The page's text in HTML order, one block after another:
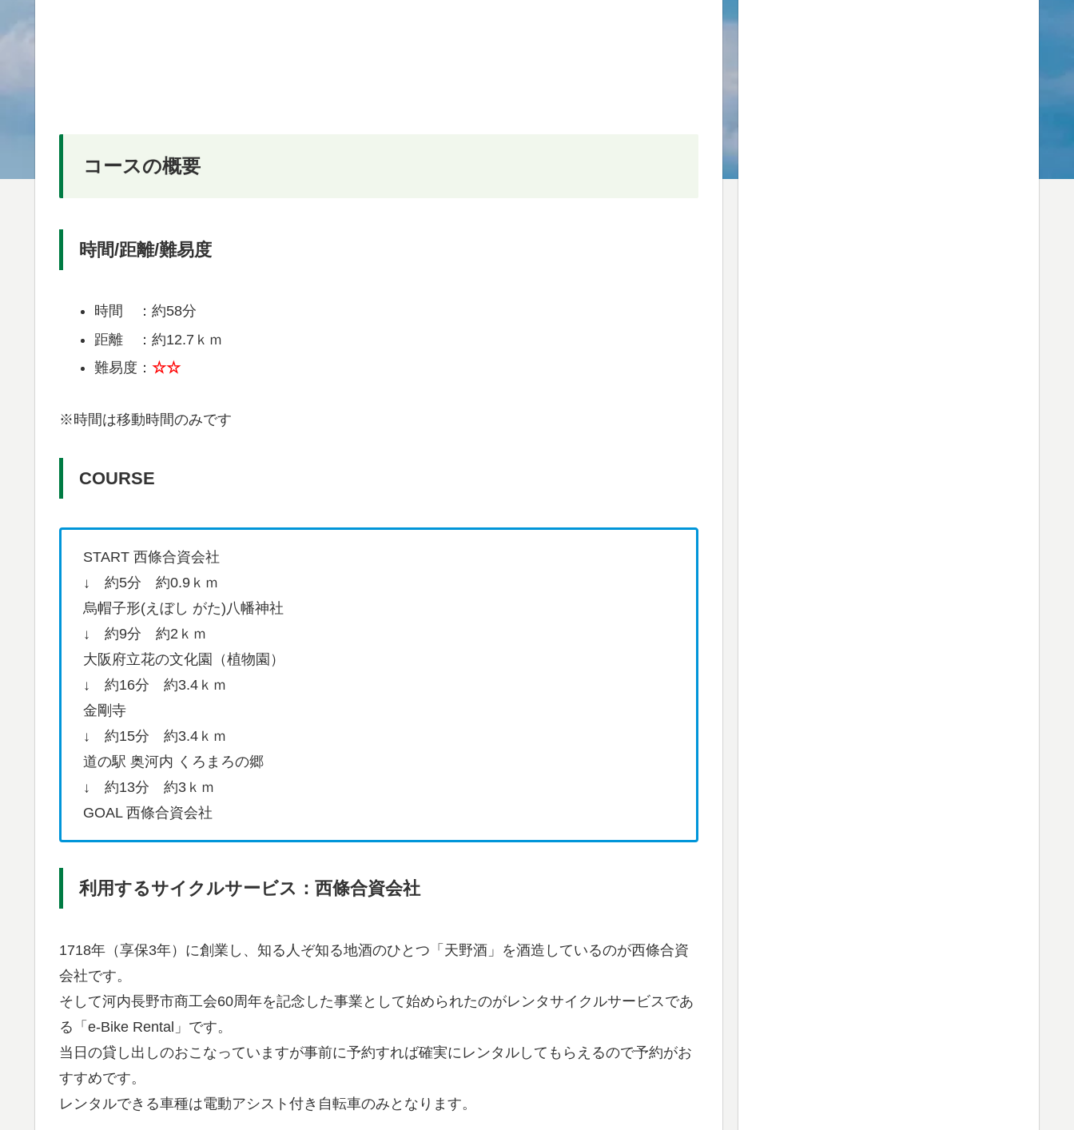
コースの概要
時間/距離/難易度
時間 ：約58分
距離 ：約12.7ｋｍ
難易度： ☆☆
※時間は移動時間のみです
COURSE
START 西條合資会社
↓ 約5分 約0.9ｋｍ
烏帽子形(えぼし がた)八幡神社
↓ 約9分 約2ｋｍ
大阪府立花の文化園（植物園）
↓ 約16分 約3.4ｋｍ
金剛寺
↓ 約15分 約3.4ｋｍ
道の駅 奥河内 くろまろの郷
↓ 約13分 約3ｋｍ
GOAL 西條合資会社
利用するサイクルサービス：西條合資会社
1718年（享保3年）に創業し、知る人ぞ知る地酒のひとつ「天野酒」を酒造しているのが西條合資
会社です。
そして河内長野市商工会60周年を記念した事業として始められたのがレンタサイクルサービスであ
る「e-Bike Rental」です。
当日の貸し出しのおこなっていますが事前に予約すれば確実にレンタルしてもらえるので予約がお
すすめです。
レンタルできる車種は電動アシスト付き自転車のみとなります。